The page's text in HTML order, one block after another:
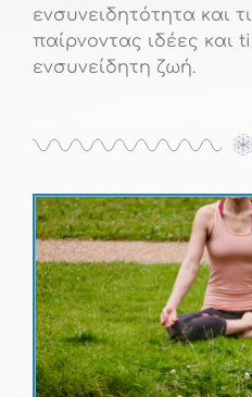
ενσυνειδητότητα και
παίρνοντας ιδέες και
ενσυνείδητη ζωή.